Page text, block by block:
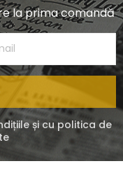
la prima comandă
și cu politica de